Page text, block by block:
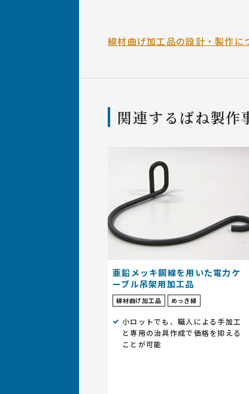
線材曲げ加工品の設計・製作に
関連するばね製作
亜鉛メッキ鋼線を用いた電力ケ
ーブル吊架用加工品
線材曲げ加工品 めっき線
小ロットでも、職人による手加工
と専用の治具作成で価格を抑える
ことが可能